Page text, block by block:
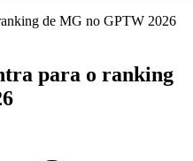
para o ranking